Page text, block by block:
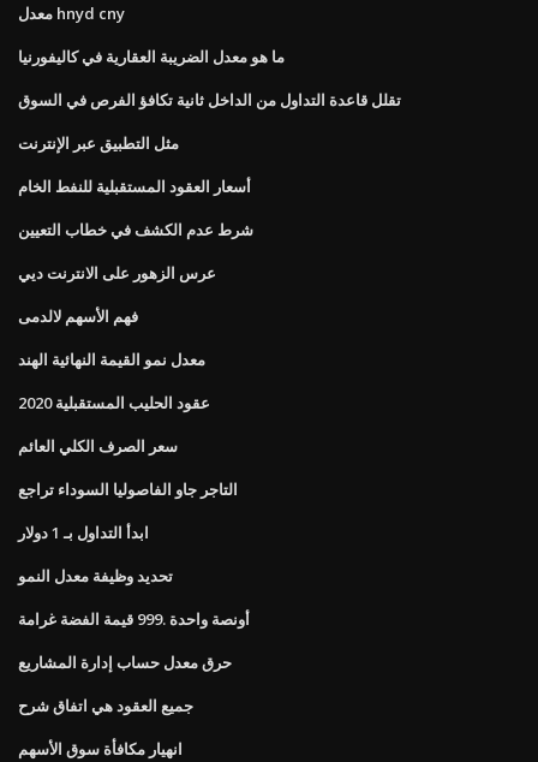
معدل hnyd cny
ما هو معدل الضريبة العقارية في كاليفورنيا
تقلل قاعدة التداول من الداخل ثانية تكافؤ الفرص في السوق
مثل التطبيق عبر الإنترنت
أسعار العقود المستقبلية للنفط الخام
شرط عدم الكشف في خطاب التعيين
عرس الزهور على الانترنت ديي
فهم الأسهم لالدمى
معدل نمو القيمة النهائية الهند
عقود الحليب المستقبلية 2020
سعر الصرف الكلي العائم
التاجر جاو الفاصوليا السوداء تراجع
ابدأ التداول بـ 1 دولار
تحديد وظيفة معدل النمو
أونصة واحدة .999 قيمة الفضة غرامة
حرق معدل حساب إدارة المشاريع
جميع العقود هي اتفاق شرح
انهيار مكافأة سوق الأسهم